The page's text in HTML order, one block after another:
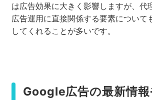
は広告効果に大きく影響しますが、代
広告運用に直接関係する要素について
してくれることが多いです。
Google広告の最新情